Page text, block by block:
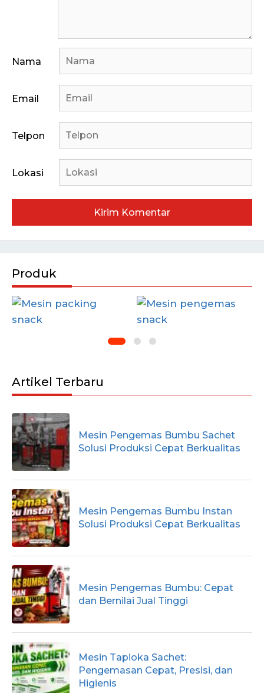
Nama
Email
Telpon
Lokasi
Produk
Artikel Terbaru
Mesin Pengemas Bumbu Sachet
Solusi Produksi Cepat Berkualitas
Mesin Pengemas Bumbu Instan
Solusi Produksi Cepat Berkualitas
Mesin Pengemas Bumbu: Cepat
dan Bernilai Jual Tinggi
Mesin Tapioka Sachet:
Pengemasan Cepat, Presisi, dan
Higienis